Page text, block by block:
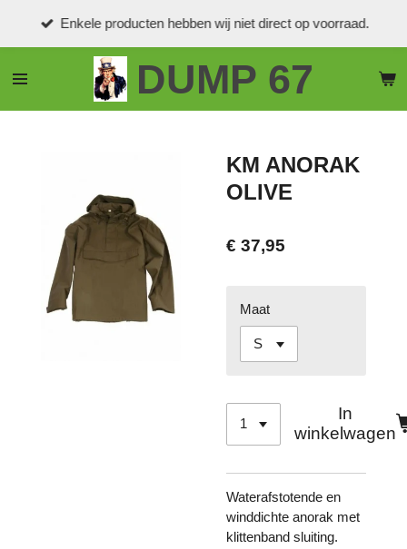
de
DUMP 67
Enkele producten hebben wij niet direct op voorraad.
KM ANORAK
OLIVE
€ 37,95
Maat
In
winkelwagen
Waterafstotende en
winddichte anorak met
klittenband sluiting.